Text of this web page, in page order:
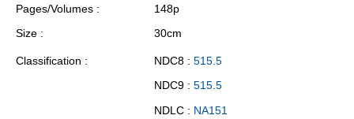
Pages/Volumes
148p
Size
30cm
Classification NDC8 : 515.5
NDC9 : 515.5
NDLC : NA151